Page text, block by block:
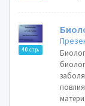
40 стр.